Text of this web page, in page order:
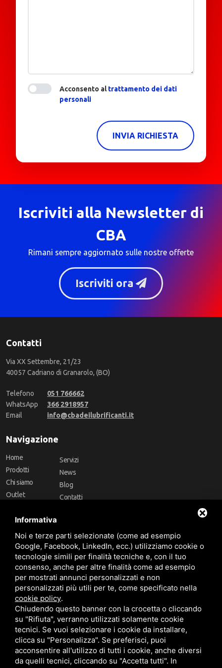
Acconsento altrattamento dei dati
personali
INVIA RICHIESTA
Iscriviti alla Newsletter di
CBA
Rimani sempre aggiornato sulle nostre offerte
Iscriviti ora
Contatti
Via XX Settembre, 21/23
40057 Cadriano di Granarolo, (BO)
Telefono
051 766662
WhatsApp
366 2918957
Email
info@cbadeilubrificanti.it
Navigazione
Home
Prodotti
Chi siamo
Outlet
Marchi
Servizi
News
Blog
Contatti
Follow Us
Area riservata
CBA dei Lubrificanti Spa - P. IVA 00624811204 - Codice fiscale 03472740376
Informativa
Noi e terze parti selezionate (come ad esempio
Google, Facebook, LinkedIn, ecc.) utilizziamo cookie o
tecnologie simili per finalità tecniche e, con il tuo
consenso, anche per altre finalità come ad esempio
per mostrati annunci personalizzati e non
personalizzati più utili per te, come specificato nella
cookie policy.
Chiudendo questo banner con la crocetta o cliccando
su "Rifiuta", verranno utilizzati solamente cookie
tecnici. Se vuoi selezionare i cookie da installare,
clicca su "Personalizza". Se preferisci, puoi
acconsentire all'utilizzo di tutti i cookie, anche diversi
da quelli tecnici, cliccando su "Accetta tutti". In